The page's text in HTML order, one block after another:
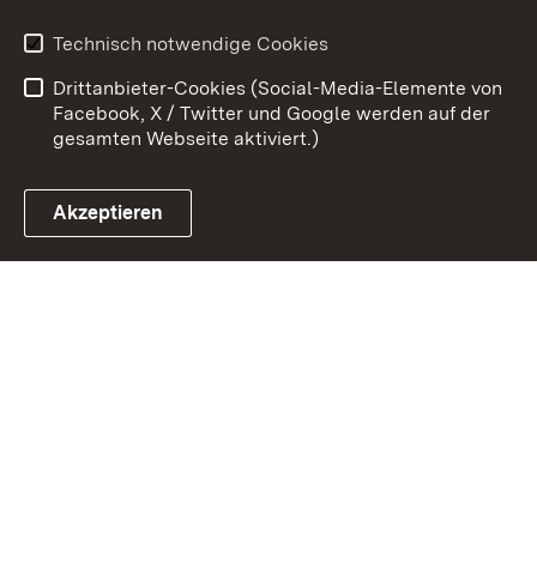
Link zum Landesportal
Barrierefreiheit
Impressum
Cookies
Technisch notwendige Cookies
Drittanbieter-Cookies (Social-Media-Elemente von
Facebook, X / Twitter und Google werden auf der
gesamten Webseite aktiviert.)
Akzeptieren